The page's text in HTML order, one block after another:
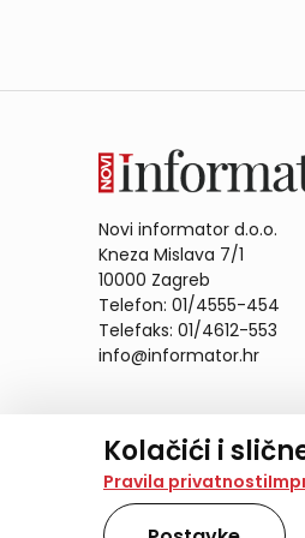
Kolačići i
Na našoj web stranici
analiziramo promet
također koriste ove
Pravila privatnosti
Novi informator d.o.o.
Kneza Mislava 7/1
10000 Zagreb
Telefon: 01/4555-454
Telefaks: 01/4612-553
info@informator.hr